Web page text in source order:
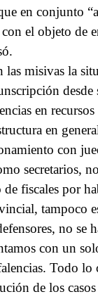
en conjunto
el objeto de
las misivas la
desde
en
en
con
secretarios,
fiscales por
tampoco
no se
con un
Todo lo
de los